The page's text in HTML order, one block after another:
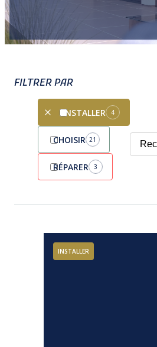
FILTRER PAR
INSTALLER 4
CHOISIR 21
RÉPARER 3
INSTALLER